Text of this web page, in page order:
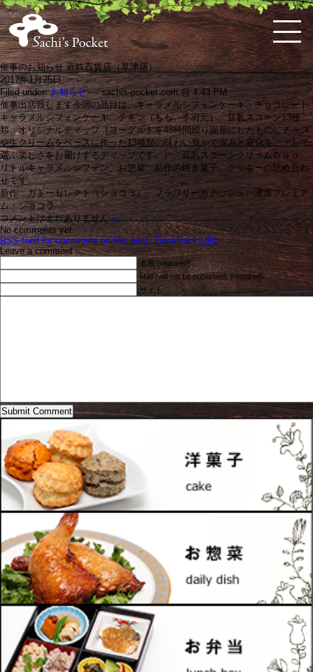
HOME
佐
知's
pocket
と
は
ケ
ー
キ・
ス
コ
ー
ン
な
ど
こ
だ
わ
り
の
洋
菓
子
体
に
優
し
い
お
惣
菜
料
理
教
室
の
案
内
お
弁
当・
オ
ー
ド
ブ
ル
お
知
ら
せ
お
問
い
合
わ
せ
購
入
ガ
イ
ド
特
定
商
取
引
法
会
員
ロ
グ
イ
ン
催事のお知らせ 近鉄百貨店（草津店）
2017年1月25日
Filed under:お知らせ— sachis-pocket.com @ 4:43 PM
催事出店致します今回の品目は、キャラメルシフォンケーキ、チョコレート
キャラメルシフォンケーキ、チキン（もも、手羽元）、豆乳スコーン13種
類、オリジナルディップ（ヨーグルトを48時間絞り固形にしたものにチーズ
や生クリームをベースに作った13種類の味わい豊かで深みと変化を、そして
選ぶ楽しさをお届けするディップです。）、豆乳スコーンクリームＤｕｏ、
リトルキャラメルシフォン、お惣菜、新作の焼き菓子、クッキーの詰め合わ
せです。
新作：ガトーセレクト（ショコラ）、フラワリーガナッシュ、濃厚プレミア
ム・ショコラ
コメントはまだありません»
No comments yet.
RSSfeed for comments on this post. TrackBackURL
Leave a comment
名前 (required)
Mail (will not be published) (required)
サイト